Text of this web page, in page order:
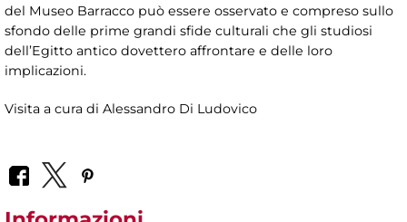
del Museo Barracco può essere osservato e compreso sullo
sfondo delle prime grandi sfide culturali che gli studiosi
dell’Egitto antico dovettero affrontare e delle loro
implicazioni.
Visita a cura di Alessandro Di Ludovico